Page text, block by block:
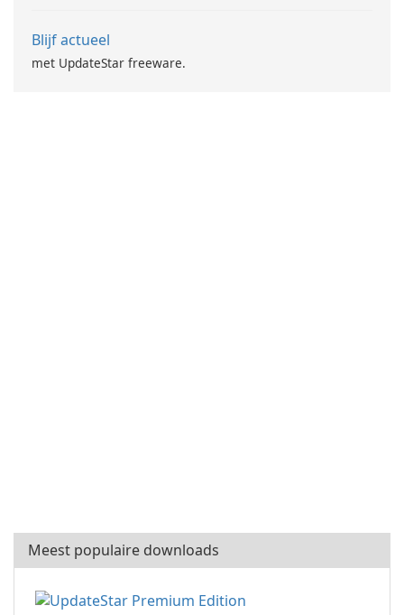
Blijf actueel
met UpdateStar freeware.
Meest populaire downloads